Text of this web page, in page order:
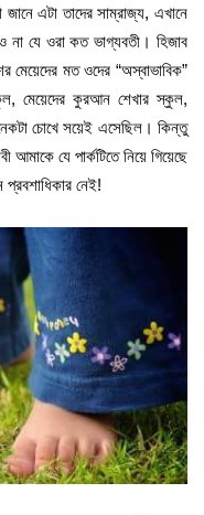
এটা তাদের সাম্রাজ্য, এখানে
যে ওরা কত ভাগ্যবতী। হিজাব
মেয়েদের মত ওদের “অস্বাভাবিক”
মেয়েদের কুরআন শেখার স্কুল,
চোখে সয়েই এসেছিল। কিন্তু
যে পার্কটিতে নিয়ে গিয়েছে
নেই!